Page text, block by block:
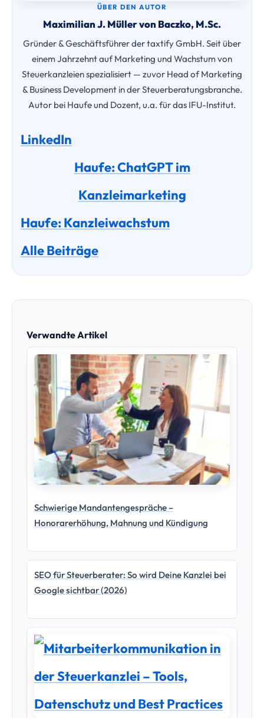
Haufe: Kanzleiwachstum
Alle Beiträge
Schwierige Mandantengespräche –
SEO für Steuerberater: So wird Deine Kanzlei bei
Google sichtbar (2026)
Mitarbeiterkommunikation in der Steuerkanzlei